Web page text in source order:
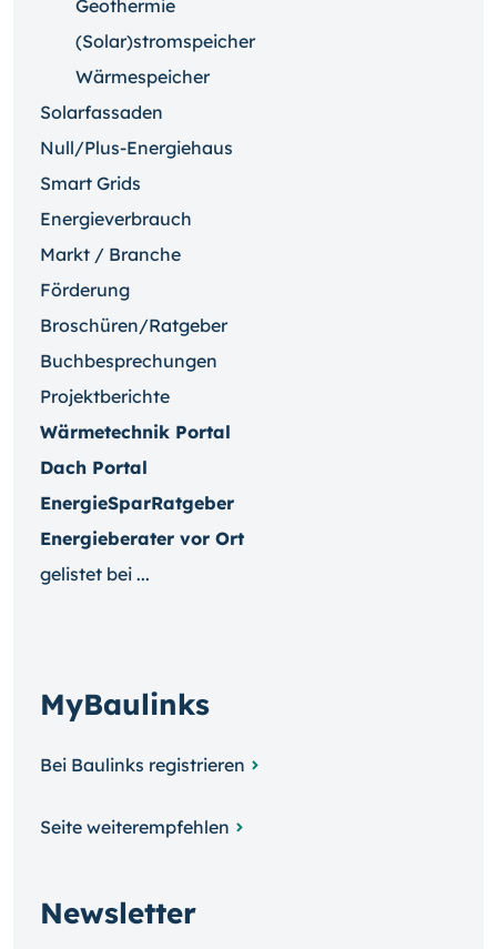
Geothermie
(Solar)stromspeicher
Wärmespeicher
Solarfassaden
Null/Plus-Energiehaus
Smart Grids
Energieverbrauch
Markt / Branche
Förderung
Broschüren/Ratgeber
Buchbesprechungen
Projektberichte
Wärmetechnik Portal
Dach Portal
EnergieSparRatgeber
Energieberater vor Ort
gelistet bei ...
MyBaulinks
Bei Baulinks registrieren
Seite weiterempfehlen
Newsletter